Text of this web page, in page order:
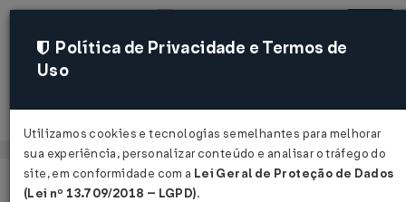
Acessar
Página Inicial Legislações
Política de Privacidade e Termos de
Uso
Utilizamos cookies e tecnologias semelhantes para melhorar
sua experiência, personalizar conteúdo e analisar o tráfego do
site, em conformidade com a Lei Geral de Proteção de Dados
(Lei nº 13.709/2018 – LGPD).